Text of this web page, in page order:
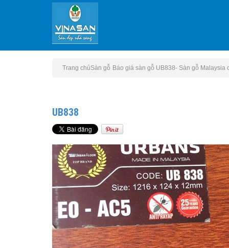
Trang chủSàn gỗ Báo giá sàn gỗ UB838- Sàn gỗ Malaysia
UB838